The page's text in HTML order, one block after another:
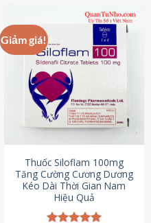
này
nhiều
biến
tùy
chọn
có
được
chọn
trên
trang
sản
Giảm giá!
Thuốc Siloflam 100mg
Tăng Cường Cương Dương
Kéo Dài Thời Gian Nam
Hiệu Quả